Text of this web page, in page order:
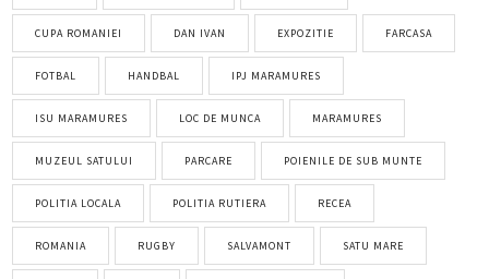
CUPA ROMANIEI DAN IVAN EXPOZITIE FARCASA
FOTBAL HANDBAL IPJ MARAMURES
ISU MARAMURES LOC DE MUNCA MARAMURES
MUZEUL SATULUI PARCARE POIENILE DE SUB MUNTE
POLITIA LOCALA POLITIA RUTIERA RECEA
ROMANIA RUGBY SALVAMONT SATU MARE